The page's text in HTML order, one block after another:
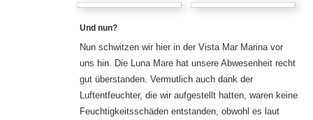
Und nun?
Nun schwitzen wir hier in der Vista Mar Marina vor
uns hin. Die Luna Mare hat unsere Abwesenheit recht
gut überstanden. Vermutlich auch dank der
Luftentfeuchter, die wir aufgestellt hatten, waren keine
Feuchtigkeitsschäden entstanden, obwohl es laut